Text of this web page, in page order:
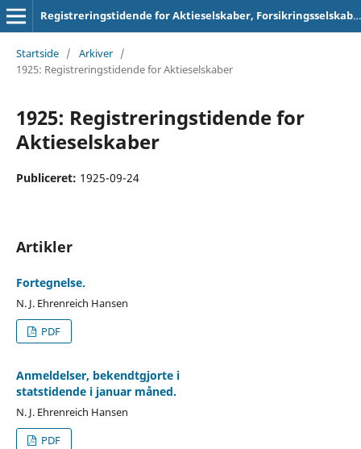
Registreringstidende for Aktieselskaber, Forsikringsselskaber og Foreninger
Startside / Arkiver /
1925: Registreringstidende for Aktieselskaber
1925: Registreringstidende for
Aktieselskaber
Publiceret: 1925-09-24
Artikler
Fortegnelse.
N. J. Ehrenreich Hansen
PDF
Anmeldelser, bekendtgjorte i
statstidende i januar måned.
N. J. Ehrenreich Hansen
PDF